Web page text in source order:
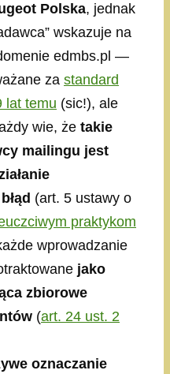
Polska, jednak
wskazuje na
edmbs.pl —
za standard
lat temu (sic!), ale
wie, że takie
mailingu jest
(art. 5 ustawy o
praktykom
wprowadzanie
jako
zbiorowe
(art. 24 ust. 2
oznaczanie